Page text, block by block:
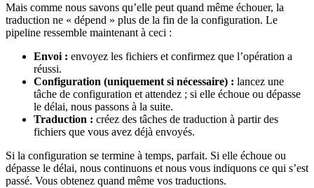
Mais comme nous savons qu’elle peut quand même échouer, la
traduction ne « dépend » plus de la fin de la configuration. Le
pipeline ressemble maintenant à ceci :
Envoi : envoyez les fichiers et confirmez que l’opération a
réussi.
Configuration (uniquement si nécessaire) : lancez une
tâche de configuration et attendez ; si elle échoue ou dépasse
le délai, nous passons à la suite.
Traduction : créez des tâches de traduction à partir des
fichiers que vous avez déjà envoyés.
Si la configuration se termine à temps, parfait. Si elle échoue ou
dépasse le délai, nous continuons et nous vous indiquons ce qui s’est
passé. Vous obtenez quand même vos traductions.